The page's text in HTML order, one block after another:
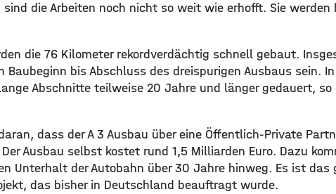
sind die Arbeiten noch nicht so weit wie erhofft. Sie werden
die 76 Kilometer rekordverdächtig schnell gebaut.
Baubeginn bis Abschluss des dreispurigen Ausbaus sein.
Abschnitte teilweise 20 Jahre und länger gedauert, so
dass der A 3 Ausbau über eine Öffentlich-Private
Ausbau selbst kostet rund 1,5 Milliarden Euro. Dazu
Unterhalt der Autobahn über 30 Jahre hinweg. Es ist das
das bisher in Deutschland beauftragt wurde.